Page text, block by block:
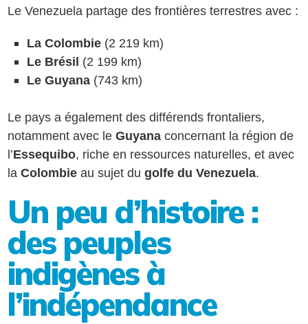
Le Venezuela partage des frontières terrestres avec :
La Colombie(2 219 km)
Le Brésil (2 199 km)
Le Guyana(743 km)
Le pays a également des différends frontaliers,
notamment avec leGuyana concernant la région de
l’Essequibo, riche en ressources naturelles, et avec
laColombie au sujet dugolfe du Venezuela.
Un peu d’histoire :
des peuples
indigènes à
l’indépendance